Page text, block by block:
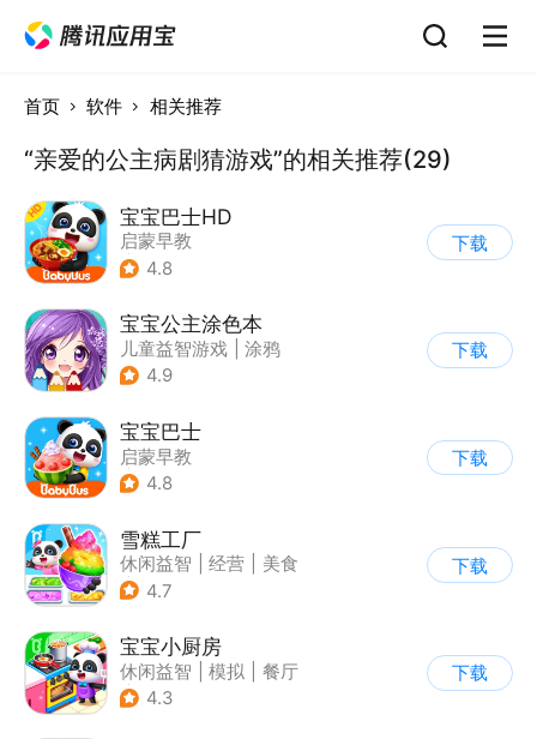
首页 软件 相关推荐
“亲爱的公主病剧猜游戏”的相关推荐(29)
宝宝巴士HD
启蒙早教
| 儿童益智游戏
4.8
下载
宝宝公主涂色本
儿童益智游戏
涂鸦
4.9
下载
宝宝巴士
启蒙早教
| 儿童益智游戏
4.8
下载
雪糕工厂
休闲益智 经营
美食
| 宝宝巴士
4.7
下载
宝宝小厨房
休闲益智 模拟
餐厅
| 宝宝巴士
4.3
下载